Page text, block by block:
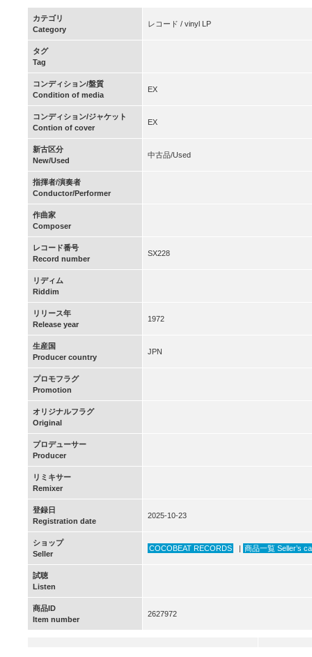
カテゴリ
Category
レコード / vinyl LP
タグ
Tag
コンディション/盤質
Condition of media
EX
コンディション/ジャケット
Contion of cover
EX
新古区分
New/Used
中古品/Used
指揮者/演奏者
Conductor/Performer
作曲家
Composer
レコード番号
Record number
SX228
リディム
Riddim
リリース年
Release year
1972
生産国
Producer country
JPN
プロモフラグ
Promotion
オリジナルフラグ
Original
プロデューサー
Producer
リミキサー
Remixer
登録日
Registration date
2025-10-23
ショップ
Seller
COCOBEAT RECORDS | 商品一覧 Seller’s
試聴
Listen
商品ID
Item number
2627972